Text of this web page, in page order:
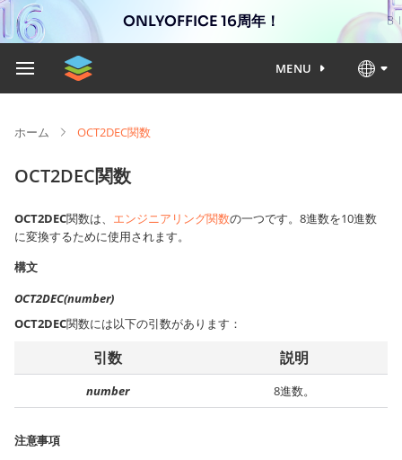
ONLYOFFICE 16周年！
MENU
ホーム OCT2DEC関数
OCT2DEC関数
OCT2DEC関数は、 エンジニアリング関数の一つです。8進数を10進数
に変換するために使用されます。
構文
OCT2DEC(number)
OCT2DEC関数には以下の引数があります：
引数 説明
number 8進数。
注意事項